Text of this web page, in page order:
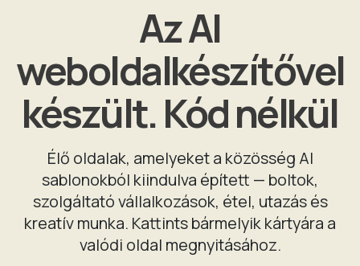
Az AI
weboldalkészítővel
készült. Kód nélkül
Élő oldalak, amelyeket a közösség AI
sablonokból kiindulva épített — boltok,
szolgáltató vállalkozások, étel, utazás és
kreatív munka. Kattints bármelyik kártyára a
valódi oldal megnyitásához.